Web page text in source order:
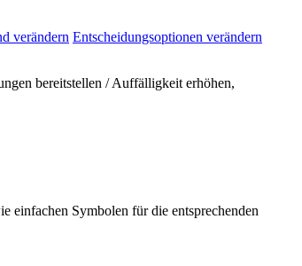
verändern Entscheidungsoptionen verändern
bereitstellen / Auffälligkeit erhöhen,
einfachen Symbolen für die entsprechenden